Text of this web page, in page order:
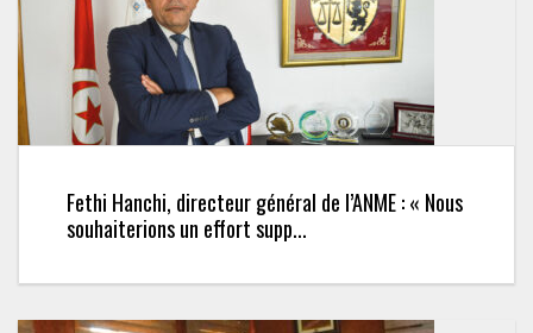
Fethi Hanchi, directeur général de l’ANME : « Nous
souhaiterions un effort supp...